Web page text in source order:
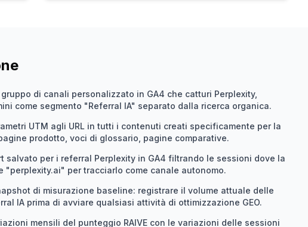
di canali personalizzato in GA4 che catturi Perplexity,
come segmento "Referral IA" separato dalla ricerca organica.
UTM agli URL in tutti i contenuti creati specificamente per la
prodotto, voci di glossario, pagine comparative.
salvato per i referral Perplexity in GA4 filtrando le sessioni dove la
"perplexity.ai" per tracciarlo come canale autonomo.
di misurazione baseline: registrare il volume attuale delle
IA prima di avviare qualsiasi attività di ottimizzazione GEO.
mensili del punteggio RAIVE con le variazioni delle sessioni